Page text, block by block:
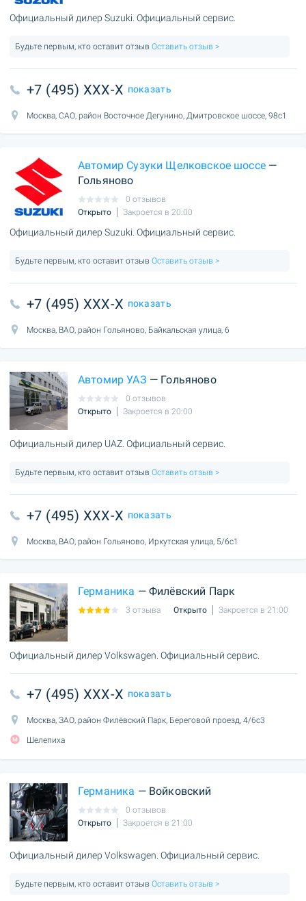
Официальный дилер Suzuki. Официальный сервис.
Будьте первым, кто оставит отзыв Оставить отзыв >
+7 (495) XXX-X показать
Москва, САО, район Восточное Дегунино, Дмитровское шоссе, 98с1
Автомир Сузуки Щелковское шоссе—
Гольяново
0 отзывов
Открыто
Закроется в 20:00
Официальный дилер Suzuki. Официальный сервис.
Будьте первым, кто оставит отзыв Оставить отзыв >
+7 (495) XXX-X показать
Москва, ВАО, район Гольяново, Байкальская улица, 6
Автомир УАЗ — Гольяново
0 отзывов
Открыто
Закроется в 20:00
Официальный дилер UAZ. Официальный сервис.
Будьте первым, кто оставит отзыв Оставить отзыв >
+7 (495) XXX-X показать
Москва, ВАО, район Гольяново, Иркутская улица, 5/6с1
Германика — Филёвский Парк
3 отзыва Открыто Закроется в 21:00
Официальный дилер Volkswagen. Официальный сервис.
+7 (495) XXX-X показать
Москва, ЗАО, район Филёвский Парк, Береговой проезд, 4/6с3
Шелепиха
Германика — Войковский
0 отзывов
Открыто
Закроется в 21:00
Официальный дилер Volkswagen. Официальный сервис.
Будьте первым, кто оставит отзыв Оставить отзыв >